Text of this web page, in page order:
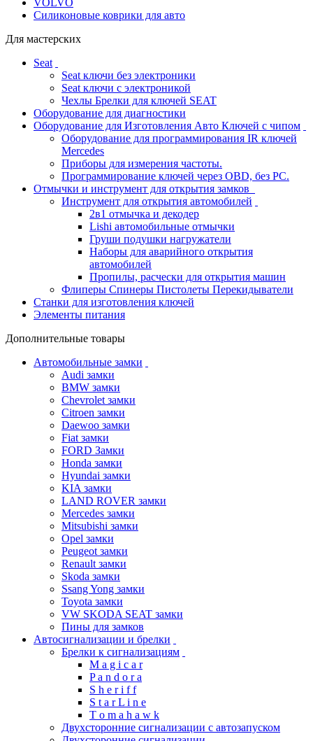
Силиконовые коврики для авто
Для мастерских
Seat
Seat ключи без электроники
Seat ключи с электроникой
Чехлы Брелки для ключей SEAT
Оборудование для диагностики
Оборудование для Изготовления Авто Ключей с чипом
Оборудование для программирования IR ключей
Mercedes
Приборы для измерения частоты.
Программирование ключей через OBD, без PC.
Отмычки и инструмент для открытия замков
Инструмент для открытия автомобилей
2в1 отмычка и декодер
Lishi автомобильные отмычки
Груши подушки нагружатели
Наборы для аварийного открытия
автомобилей
Пропилы, расчески для открытия машин
Флиперы Спинеры Пистолеты Перекидыватели
Станки для изготовления ключей
Элементы питания
Дополнительные товары
Автомобильные замки
Audi замки
BMW замки
Chevrolet замки
Citroen замки
Daewoo замки
Fiat замки
FORD Замки
Honda замки
Hyundai замки
KIA замки
LAND ROVER замки
Mercedes замки
Mitsubishi замки
Opel замки
Peugeot замки
Renault замки
Skoda замки
Ssang Yong замки
Toyota замки
VW SKODA SEAT замки
Пины для замков
Автосигнализации и брелки
Брелки к сигнализациям
M a g i c a r
P a n d o r a
S h e r i f f
S t a r L i n e
T o m a h a w k
Двухсторонние сигнализации с автозапуском